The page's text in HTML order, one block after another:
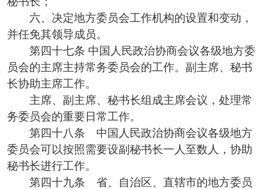
六、决定地方委员会工作机构的设置和变动，
并任免其领导成员。
第四十七条 中国人民政治协商会议各级地方委
员会的主席主持常务委员会的工作。副主席、秘书
长协助主席工作。
主席、副主席、秘书长组成主席会议，处理常
务委员会的重要日常工作。
第四十八条 中国人民政治协商会议各级地方
委员会可以按照需要设副秘书长一人至数人，协助
秘书长进行工作。
第四十九条 省、自治区、直辖市的地方委员